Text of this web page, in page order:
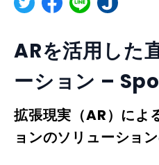
ARを活用した
ーション –
拡張現実（AR）によ
ョンのソリューショ